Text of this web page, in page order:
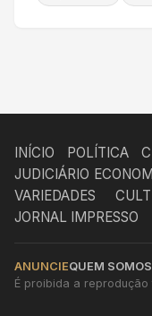
INÍCIO POLÍTICA
JUDICIÁRIO
VARIEDADES
JORNAL IMPRESSO
ANUNCIEQUEM SOMOS
É proibida a